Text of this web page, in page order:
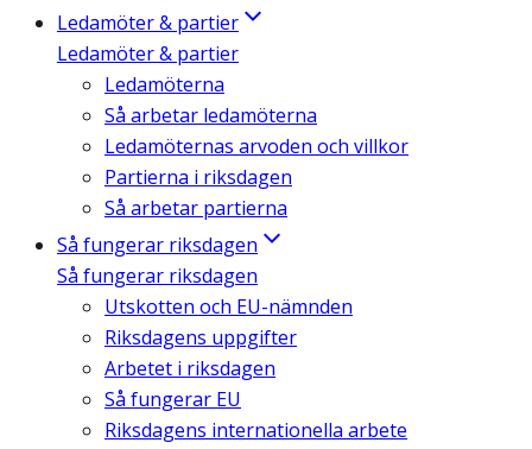
Ledamöter & partier
Ledamöter & partier
Ledamöterna
Så arbetar ledamöterna
Ledamöternas arvoden och villkor
Partierna i riksdagen
Så arbetar partierna
Så fungerar riksdagen
Så fungerar riksdagen
Utskotten och EU-nämnden
Riksdagens uppgifter
Arbetet i riksdagen
Så fungerar EU
Riksdagens internationella arbete